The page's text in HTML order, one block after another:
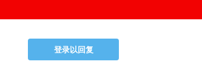
登录以回复